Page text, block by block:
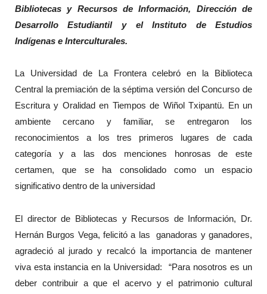
Bibliotecas y Recursos de Información, Dirección de
Desarrollo Estudiantil y el Instituto de Estudios
Indígenas e Interculturales.
La Universidad de La Frontera celebró en la Biblioteca
Central la premiación de la séptima versión del Concurso de
Escritura y Oralidad en Tiempos de Wiñol Txipantü. En un
ambiente cercano y familiar, se entregaron los
reconocimientos a los tres primeros lugares de cada
categoría y a las dos menciones honrosas de este
certamen, que se ha consolidado como un espacio
significativo dentro de la universidad
El director de Bibliotecas y Recursos de Información, Dr.
Hernán Burgos Vega, felicitó a las ganadoras y ganadores,
agradeció al jurado y recalcó la importancia de mantener
viva esta instancia en la Universidad: “Para nosotros es un
deber contribuir a que el acervo y el patrimonio cultural